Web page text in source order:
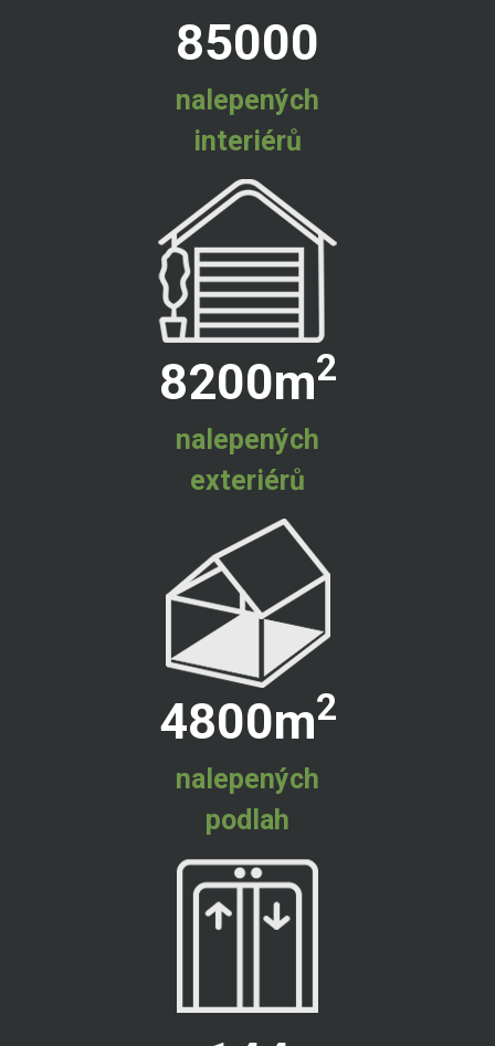
85000
nalepených
interiérů
8200m2
nalepených
exteriérů
4800m2
nalepených
podlah